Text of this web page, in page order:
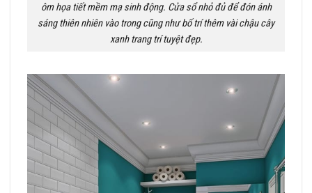
ôm họa tiết mềm mạ sinh động. Cửa sổ nhỏ đủ để đón ánh
sáng thiên nhiên vào trong cũng như bố trí thêm vài chậu cây
xanh trang trí tuyệt đẹp.